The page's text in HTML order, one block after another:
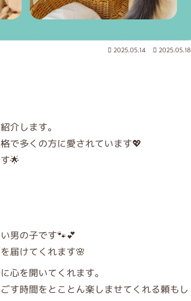
2025.05.14 2025.05.18
介します。
で多くの方に愛されています💖
🌟
男の子です🐾💕
届けてくれます🌸
心を開いてくれます。
す時間をとことん楽しませてくれる頼もし